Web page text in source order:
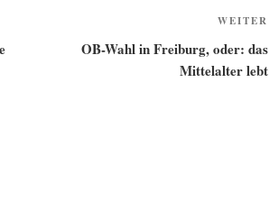
WEITER
OB-Wahl in Freiburg, oder: das
Mittelalter lebt